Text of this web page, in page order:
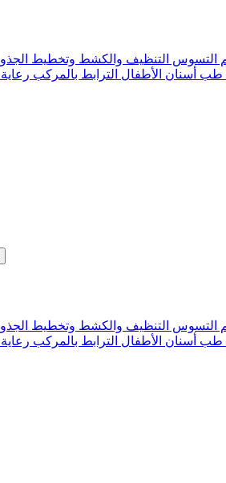
التسوس التنظيف والكشط وتخطيط
طب أسنان الأطفال الترابط بالمركب
التسوس التنظيف والكشط وتخطيط
طب أسنان الأطفال الترابط بالمركب